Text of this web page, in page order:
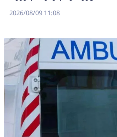
2026/08/09 11:08